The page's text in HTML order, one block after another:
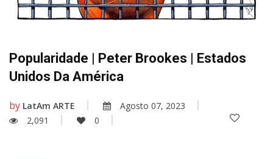
Popularidade | Peter Brookes | Estados
Unidos Da América
by LatAm ARTE
Agosto 07, 2023
2,091
0